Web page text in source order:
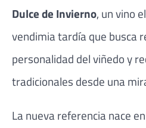
Dulce de Invierno, un vino
vendimia tardía que busca
personalidad del viñedo y
tradicionales desde una
La nueva referencia nace